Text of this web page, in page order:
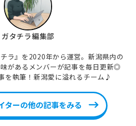
ガタチラ編集部
ラ』を2020年から運営。新潟県内の
があるメンバーが記事を毎日更新◎
を執筆！新潟愛に溢れるチーム♪
ターの他の記事をみる